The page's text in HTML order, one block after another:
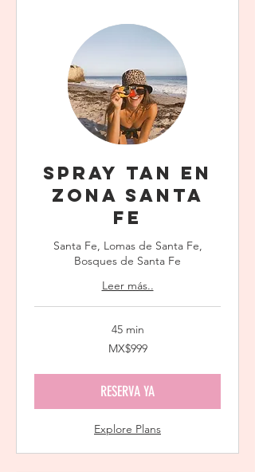
Spray Tan en
Zona Santa
Fe
Santa Fe, Lomas de Santa Fe,
Bosques de Santa Fe
Leer más..
45 min
MX$999
RESERVA YA
Explore Plans